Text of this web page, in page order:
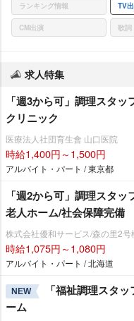
ランキング情報 TV
CM出演 歌詞
求人特集
「週3から可」調理スタ
クリニック
医療法人社団育生會 山口医院
時給1,400円～1,500円
アルバイト・パート / 東京都
「週2から可」調理スタ
老人ホーム/社会保障完備
株式会社優和サービス/森の里2号
時給1,075円～1,080円
アルバイト・パート / 北海道
NEW
「福祉調理スタ
ーム